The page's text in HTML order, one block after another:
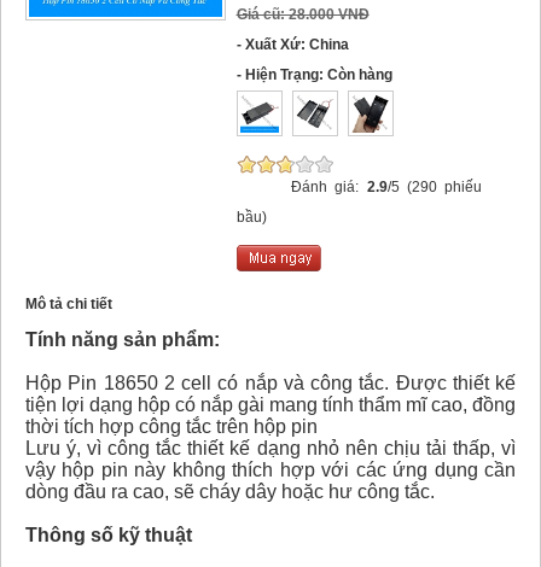
Giá cũ: 28.000 VNĐ
- Xuất Xứ: China
- Hiện Trạng: Còn hàng
Đánh giá: 2.9/5 (290 phiếu
bầu)
Mô tả chi tiết
Tính năng sản phẩm:
Hộp Pin 18650 2 cell có nắp và công tắc. Được thiết kế
tiện lợi dạng hộp có nắp gài mang tính thẩm mĩ cao, đồng
thời tích hợp công tắc trên hộp pin
Lưu ý, vì công tắc thiết kế dạng nhỏ nên chịu tải thấp, vì
vậy hộp pin này không thích hợp với các ứng dụng cần
dòng đầu ra cao, sẽ cháy dây hoặc hư công tắc.
Thông số kỹ thuật